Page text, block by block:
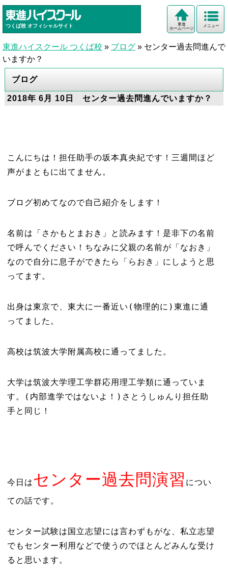
つくば校 オフィシャルサイト メニュー
東進
ホームページ
東進ハイスクール つくば校 » ブログ » センター過去問進んで
いますか？
ブログ
2018年 6月 10日 センター過去問進んでいますか？
こんにちは！担任助手の坂本真央紀です！ 三週間ほど
声がまともに出てません。
ブログ初めてなので自己紹介をします！
名前は「さかもとまおき」と読みます！是非下の名前
で呼んでください！ちなみに父親の名前が「なおき」
なので自分に息子ができたら「らおき」にしようと思
ってます。
出身は東京で、東大に一番近い ( 物理的に ) 東進に通
ってました。
高校は筑波大学附属高校に通ってました。
大学は筑波大学理工学群応用理工学類に通っていま
す。
( 内部進学ではないよ！ ) さとうしゅんり担任助
手と同じ！
今日は センター過去問演習 につい
ての話です。
センター試験は国立志望には言わずもがな、私立志望
でもセンター利用などで使うのでほとんどみんな受け
ると思います。